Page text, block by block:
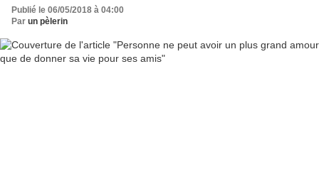
Publié le 06/05/2018 à 04:00
Par un pèlerin